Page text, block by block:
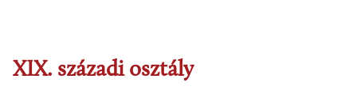
XIX. századi osztály